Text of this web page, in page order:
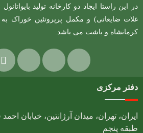
در این راستا ایجاد دو کارخانه تولید
غلات ضایعاتی) و مکمل پرپروتئین خوراک
کرمانشاه و باشت می باشد.
دفتر مرکزی
طبقه پنجم